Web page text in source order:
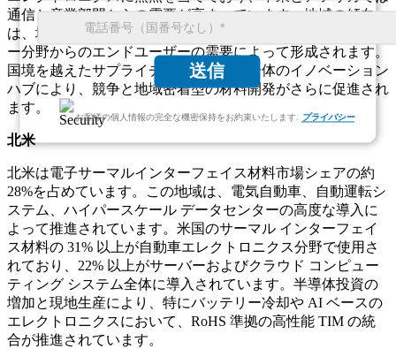
送信
お客様の個人情報の完全な機密保持をお約束いたします. プライバシー
通信と産業部門からの需要が高まっています。地域の傾向
は、地域の製造能力、規制環境、急速に成長するテクノロジ
ー分野からのエンドユーザーの需要によって形成されます。
国境を越えたサプライチェーンと地域全体のイノベーション
ハブにより、競争と地域密着型の材料開発がさらに促進され
ます。
北米
北米は電子サーマルインターフェイス材料市場シェアの約
28%を占めています。この地域は、電気自動車、自動運転シ
ステム、ハイパースケール データセンターの高度な導入に
よって推進されています。米国のサーマル インターフェイ
ス材料の 31% 以上が自動車エレクトロニクス分野で使用さ
れており、22% 以上がサーバーおよびクラウド コンピュー
ティング システム全体に導入されています。半導体投資の
増加と現地生産により、特にバッテリー冷却や AI ベースの
エレクトロニクスにおいて、RoHS 準拠の高性能 TIM の統
合が推進されています。